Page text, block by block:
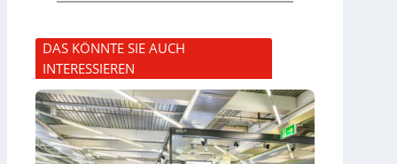
DAS KÖNNTE SIE AUCH
INTERESSIEREN